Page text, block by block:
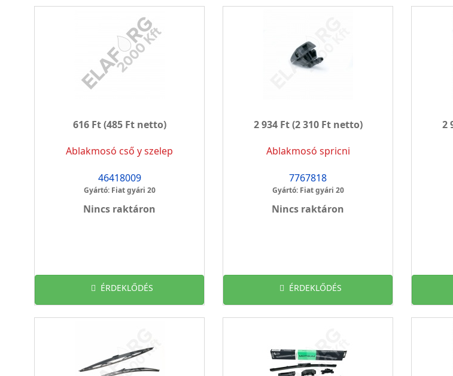
616 Ft(485 Ft netto)
Ablakmosó cső y szelep
46418009
Gyártó: Fiat gyári 20
Nincs raktáron
ÉRDEKLŐDÉS
2 934 Ft(2 310 Ft netto)
Ablakmosó spricni
7767818
Gyártó: Fiat gyári 20
Nincs raktáron
ÉRDEKLŐDÉS
2